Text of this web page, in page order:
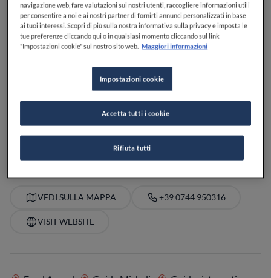
0 0 0 0 0
TR
VEDI ORARI
PREZZO
VEDI SULLA MAPPA +39 0744 950316
VISIT WEBSITE
navigazione web, fare valutazioni sui nostri utenti, raccogliere informazioni utili
per consentire a noi e ai nostri partner di fornirti annunci personalizzati in base
ai tuoi interessi. Scopri di più sulla nostra informativa sulla privacy e imposta le
tue preferenze cliccando qui o in qualsiasi momento cliccando sul link
"Impostazioni cookie" sul nostro sito web. Maggiori informazioni
Impostazioni cookie
Rifiuta tutti
Accetta tutti i cookie